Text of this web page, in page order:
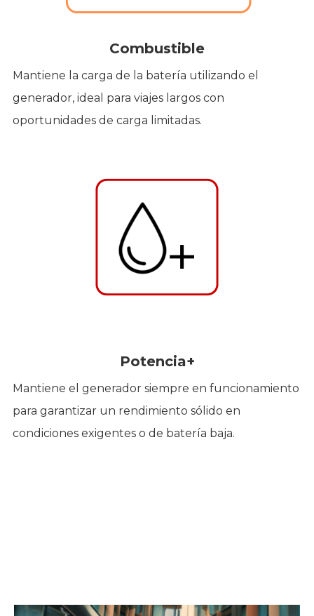
Combustible
Mantiene la carga de la batería utilizando el
generador, ideal para viajes largos con
oportunidades de carga limitadas.
Potencia+
Mantiene el generador siempre en funcionamiento
para garantizar un rendimiento sólido en
condiciones exigentes o de batería baja.